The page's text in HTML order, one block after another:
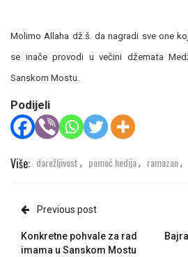
Molimo Allaha dž.š. da nagradi sve one
se inače provodi u večini džemata
Sanskom Mostu.
Podijeli
Više: darežljivost , pomoć hedija, ramazan,
Previous post
Konkretne pohvale za rad
imama u Sanskom Mostu